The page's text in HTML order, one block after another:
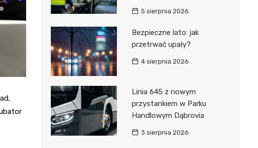
5 sierpnia 2026
Bezpieczne lato: jak
przetrwać upały?
4 sierpnia 2026
Linia 645 z nowym
przystankiem w Parku
Handlowym Dąbrovia
3 sierpnia 2026